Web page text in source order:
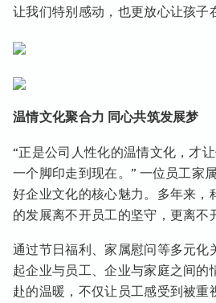
让我们特别感动，也更放心让孩子
温情文化聚合力 同心共筑发展梦
“正是公司人性化的温情文化，才
一个脚印走到现在。” 一位员工家
好企业文化的核心魅力。多年来，
的发展离不开员工的坚守，更离不
通过节日福利、家属慰问等多元化
起企业与员工、企业与家庭之间的
赴的温暖，不仅让员工感受到被重